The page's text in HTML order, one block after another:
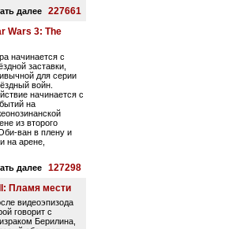
далее
227661
Wars 3: The
начинается с
заставки,
для серии
войн.
начинается с
на
из второго
ван в плену и
на арене,
далее
127298
Пламя мести
видеоэпизода
говорит с
Берилина,